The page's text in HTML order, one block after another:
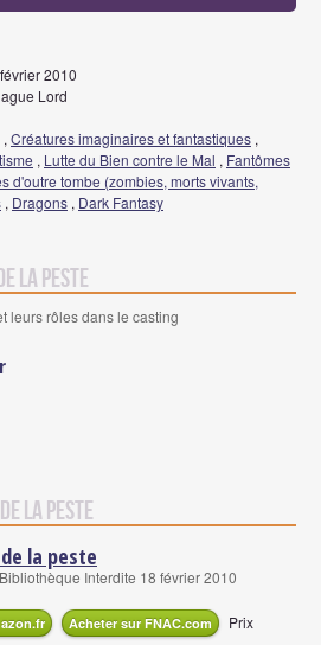
2010
Lord
, Créatures imaginaires et fantastiques ,
, Lutte du Bien contre le Mal , Fantômes
d'outre tombe (zombies, morts vivants,
, Dragons , Dark Fantasy
la peste
leurs rôles dans le casting
la peste
la peste
Interdite 18 février 2010
Acheter sur FNAC.com
Prix